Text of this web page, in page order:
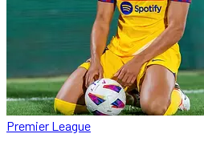
Premier League